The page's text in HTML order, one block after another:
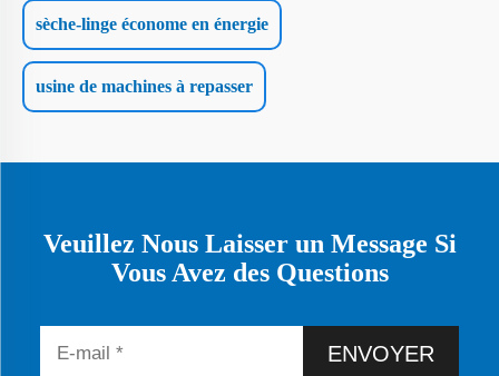
sèche-linge économe en énergie
usine de machines à repasser
Veuillez Nous Laisser un Message Si
Vous Avez des Questions
ENVOYER